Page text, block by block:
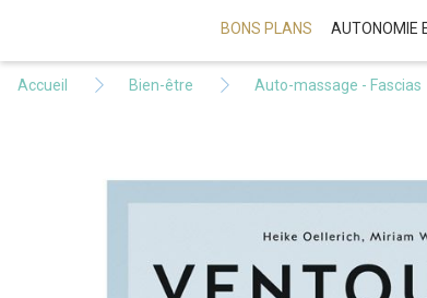
BONS PLANS AUTONOMIE
Accueil Bien-être Auto-massage - Fascias